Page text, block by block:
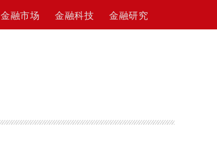
金融市场 金融科技 金融研究